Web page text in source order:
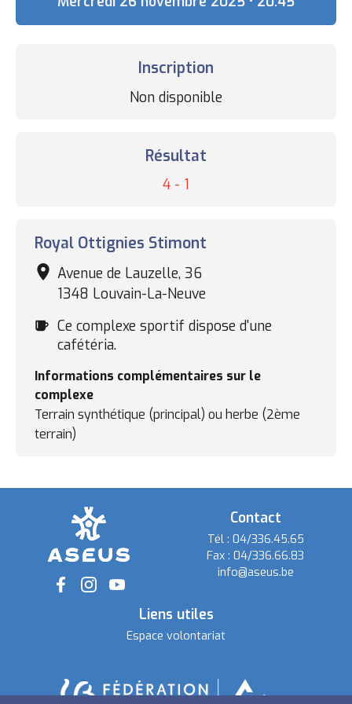
Complexe
sportif
Royal Ottignies Stimont
Avenue de Lauzelle, 36
1348 Louvain-La-Neuve
Cafétéria
Ce complexe sportif dispose d'une
cafétéria.
Informations complémentaires sur le
complexe
Terrain synthétique (principal) ou herbe (2ème
terrain)
Inscription
Non disponible
Résultat
4 - 1
Social
Contact
Tél : 04/336.45.65
Fax :04/336.66.83
info@aseus.be
Liens utiles
Espace volontariat